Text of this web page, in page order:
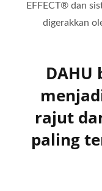
EFFECT® dan
digerakkan
rajut
paling